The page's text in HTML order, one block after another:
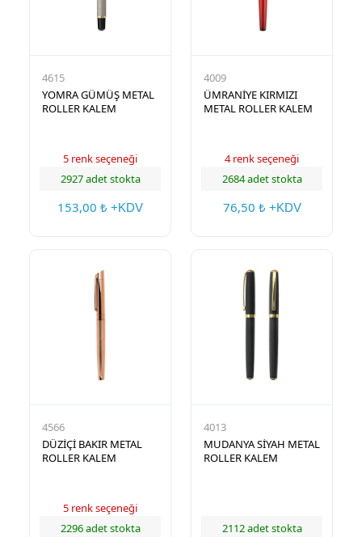
4615
YOMRA GÜMÜŞ METAL
ROLLER KALEM
5 renk seçeneği
2927 adet stokta
153,00 ₺ +KDV
4009
ÜMRANİYE KIRMIZI
METAL ROLLER KALEM
4 renk seçeneği
2684 adet stokta
76,50 ₺ +KDV
4566
DÜZİÇİ BAKIR METAL
ROLLER KALEM
5 renk seçeneği
2296 adet stokta
4013
MUDANYA SİYAH METAL
ROLLER KALEM
2112 adet stokta